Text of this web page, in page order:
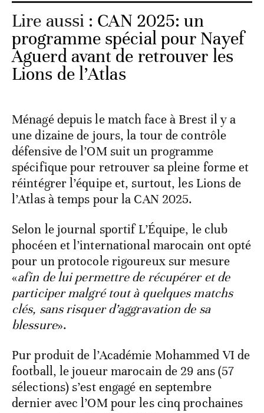
Lire aussi : CAN 2025: un
programme spécial pour Nayef
Aguerd avant de retrouver les
Lions de l’Atlas
Ménagé depuis le match face à Brest il y a
une dizaine de jours, la tour de contrôle
défensive de l’OM suit un programme
spécifique pour retrouver sa pleine forme et
réintégrer l’équipe et, surtout, les Lions de
l’Atlas à temps pour la CAN 2025.
Selon le journal sportif L’Équipe, le club
phocéen et l’international marocain ont opté
pour un protocole rigoureux sur mesure
«afin de lui permettre de récupérer et de
participer malgré tout à quelques matchs
clés, sans risquer d’aggravation de sa
blessure».
Pur produit de l’Académie Mohammed VI de
football, le joueur marocain de 29 ans (57
sélections) s’est engagé en septembre
dernier avec l’OM pour les cinq prochaines